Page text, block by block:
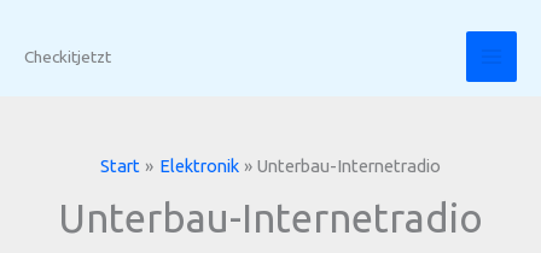
InhaltCheckitjetzt
Start Elektronik Unterbau-Internetradio
Unterbau-Internetradio